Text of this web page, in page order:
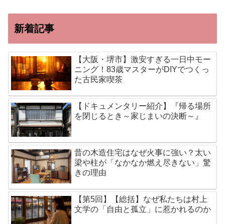
新着記事
【大阪・堺市】激安すぎる一日中モー
ニング！83歳マスターがDIYでつくっ
た古民家喫茶
【ドキュメンタリー紹介】『帰る場所
を閉じるとき～家じまいの決断～』
昔の木造住宅はなぜ火事に強い？太い
梁や柱が「なかなか燃え尽きない」驚
きの理由
【第5回】【総括】なぜ私たちは村上
文学の「自由と孤立」に惹かれるのか